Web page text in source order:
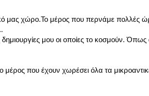
μας χώρο.Το μέρος που περνάμε πολλές
μου οι οποίες το κοσμούν. Όπως
που έχουν χωρέσει όλα τα